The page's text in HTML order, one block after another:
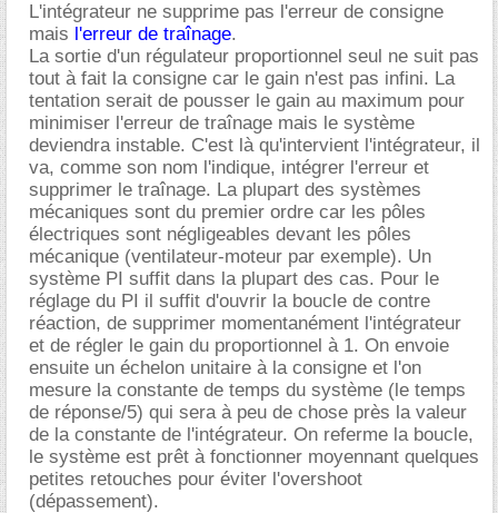
L'intégrateur ne supprime pas l'erreur de consigne
mais l'erreur de traînage.
La sortie d'un régulateur proportionnel seul ne suit pas
tout à fait la consigne car le gain n'est pas infini. La
tentation serait de pousser le gain au maximum pour
minimiser l'erreur de traînage mais le système
deviendra instable. C'est là qu'intervient l'intégrateur, il
va, comme son nom l'indique, intégrer l'erreur et
supprimer le traînage. La plupart des systèmes
mécaniques sont du premier ordre car les pôles
électriques sont négligeables devant les pôles
mécanique (ventilateur-moteur par exemple). Un
système PI suffit dans la plupart des cas. Pour le
réglage du PI il suffit d'ouvrir la boucle de contre
réaction, de supprimer momentanément l'intégrateur
et de régler le gain du proportionnel à 1. On envoie
ensuite un échelon unitaire à la consigne et l'on
mesure la constante de temps du système (le temps
de réponse/5) qui sera à peu de chose près la valeur
de la constante de l'intégrateur. On referme la boucle,
le système est prêt à fonctionner moyennant quelques
petites retouches pour éviter l'overshoot
(dépassement).